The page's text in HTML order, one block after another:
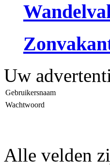
Uw
Gebruikersnaam
Wachtwoord
Alle velden